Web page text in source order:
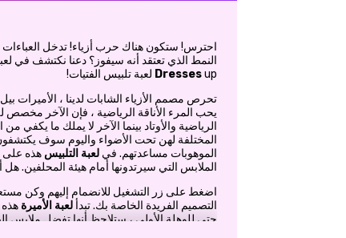
احترس! ستكون هناك حرب أزياء! تدخل العباءات
النمط الذي تعتقد أنه سيفوز؟ دعنا نكتشف في
Dressesup لعبة تلبيس الفتيات!
تحرص مصمم الأزياء الشابات لدينا ، الأميرات
يحب المرء الأناقة الرياضية ، فإن الآخر مخصص
الرياضية والأوتاد بينما الآخر لا يملك ما يكفي
المختلفة لهن تحت الأضواء واليوم سوف
الموهوبات مساعدتهم. في لعبة التلبيس هذه على
الملابس التي سيرتدونها أمام هيئة المحلفين. هل
اضغط على زر التشغيل للانضمام إليهم وكن
التصميم الفريدة الخاصة بك. تبدأ لعبة الأميرة
حتى للوهلة الأولى ، ستلاحظ أنها تفضل ملابس